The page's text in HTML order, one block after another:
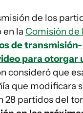
de los
la Comisión de
de
para otorgar
consideró que
que modificara
28 partidos del